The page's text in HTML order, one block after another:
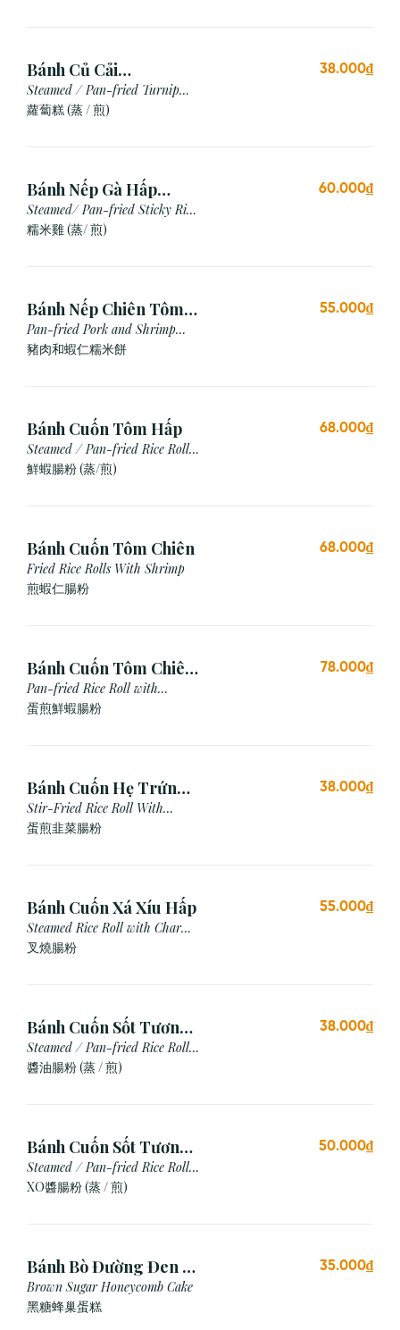
Bánh Củ Cải
Hấp/Chiên (3 viên)
Steamed / Pan-fried Turnip
Cake
蘿蔔糕 (蒸 / 煎)
38.000₫
Bánh Nếp Gà Hấp
/Chiên (2 cái)
Steamed/ Pan-fried Sticky Rice
Chicken
糯米雞 (蒸/ 煎)
60.000₫
Bánh Nếp Chiên Tôm
Thịt (3 Cái)
Pan-fried Pork and Shrimp
Glutinous Rice Cake
豬肉和蝦仁糯米餅
55.000₫
Bánh Cuốn Tôm Hấp
Steamed / Pan-fried Rice Roll
with Shrimp
鮮蝦腸粉 (蒸/煎)
68.000₫
Bánh Cuốn Tôm Chiên
Fried Rice Rolls With Shrimp
煎蝦仁腸粉
68.000₫
Bánh Cuốn Tôm Chiên
Trứng
Pan-fried Rice Roll with
Shrimp & Egg
蛋煎鮮蝦腸粉
78.000₫
Bánh Cuốn Hẹ Trứng
Xào
Stir-Fried Rice Roll With
Chives & Egg
蛋煎⾲菜腸粉
38.000₫
Bánh Cuốn Xá Xíu Hấp
Steamed Rice Roll with Char
Siu
叉燒腸粉
55.000₫
Bánh Cuốn Sốt Tương
Xì Dầu (Hấp/Chiên)
Steamed / Pan-fried Rice Roll
with Soy Sauce
醬油腸粉 (蒸 / 煎)
38.000₫
Bánh Cuốn Sốt Tương
Xo (Hấp/Chiên)
Steamed / Pan-fried Rice Roll
with XO Sauce
XO醬腸粉 (蒸 / 煎)
50.000₫
Bánh Bò Đường Đen (1
Cái)
Brown Sugar Honeycomb Cake
黑糖蜂巢蛋糕
35.000₫